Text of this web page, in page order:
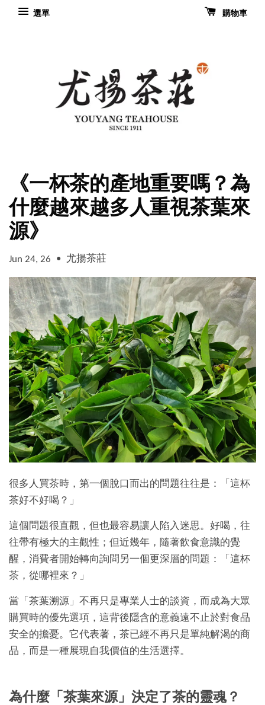
選單 購物車
《一杯茶的產地重要嗎？為
什麼越來越多人重視茶葉來
源》
Jun 24, 26 • 尤揚茶莊
很多人買茶時，第一個脫口而出的問題往往是：「這杯
茶好不好喝？」
這個問題很直觀，但也最容易讓人陷入迷思。好喝，往
往帶有極大的主觀性；但近幾年，隨著飲食意識的覺
醒，消費者開始轉向詢問另一個更深層的問題：「這杯
茶，從哪裡來？」
當「茶葉溯源」不再只是專業人士的談資，而成為大眾
購買時的優先選項，這背後隱含的意義遠不止於對食品
安全的擔憂。它代表著，茶已經不再只是單純解渴的商
品，而是一種展現自我價值的生活選擇。
為什麼「茶葉來源」決定了茶的靈魂？